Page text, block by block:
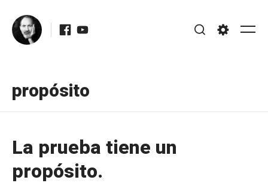
content
Facebook
Youtube
propósito
La prueba tiene un
propósito.